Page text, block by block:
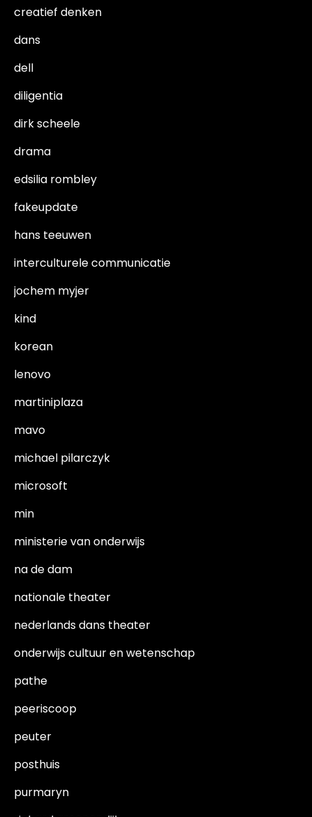
creatief denken
dans
dell
diligentia
dirk scheele
drama
edsilia rombley
fakeupdate
hans teeuwen
interculturele communicatie
jochem myjer
kind
korean
lenovo
martiniplaza
mavo
michael pilarczyk
microsoft
min
ministerie van onderwijs
na de dam
nationale theater
nederlands dans theater
onderwijs cultuur en wetenschap
pathe
peeriscoop
peuter
posthuis
purmaryn